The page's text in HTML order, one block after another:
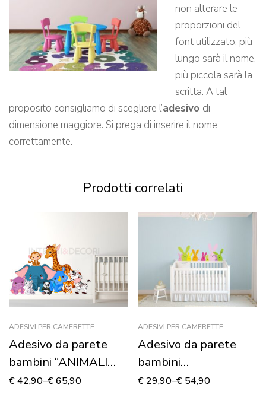
non alterare le
proporzioni del
font utilizzato, più
lungo sarà il nome,
più piccola sarà la
scritta. A tal
proposito consigliamo di scegliere l’adesivo di
dimensione maggiore. Si prega di inserire il nome
correttamente.
Prodotti correlati
ADESIVI PER CAMERETTE
Adesivo da parete
bambini “ANIMALI
DELLA GIUNGLA” –
€42,90–€65,90
ADESIVI PER CAMERETTE
Adesivo da parete
bambini
“CONIGLIETTI
€ 29,90–€ 54,90